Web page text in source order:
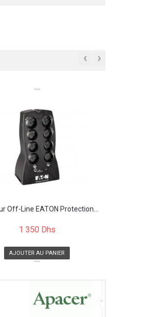
‹ ›
```
Off-Line EATON Protection...
1 350 Dhs
AJOUTER AU PANIER
```